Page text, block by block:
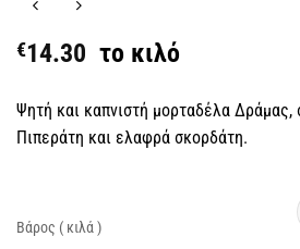
€14.30 το κιλό
Ψητή και καπνιστή μορταδέλα Δράμας,
Πιπεράτη και ελαφρά σκορδάτη.
Βάρος ( κιλά )